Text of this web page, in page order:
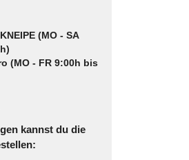
(MO - SA
(MO - FR 9:00h bis
kannst du die